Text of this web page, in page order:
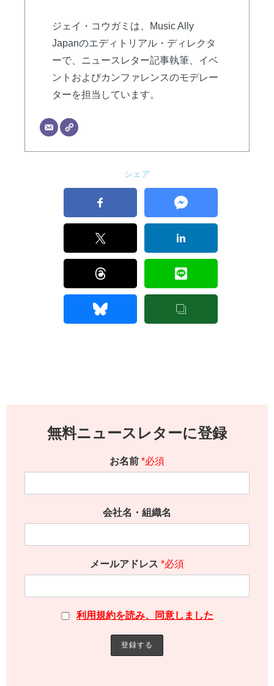
ジェイ・コウガミは、Music Ally
Japanのエディトリアル・ディレクタ
ーで、ニュースレター記事執筆、イベ
ントおよびカンファレンスのモデレー
ターを担当しています。
シェア
無料ニュースレターに登録
お名前 *必須
会社名・組織名
メールアドレス *必須
利用規約を読み、同意しました